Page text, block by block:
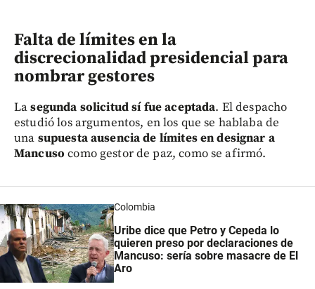
Falta de límites en la
discrecionalidad presidencial para
nombrar gestores
Lasegunda solicitud sí fue aceptada. El despacho
estudió los argumentos, en los que se hablaba de
una supuesta ausencia de límites en designar a
Mancuso como gestor de paz, como se afirmó.
Colombia
Uribe dice que Petro y Cepeda lo
quieren preso por declaraciones de
Mancuso: sería sobre masacre de El
Aro